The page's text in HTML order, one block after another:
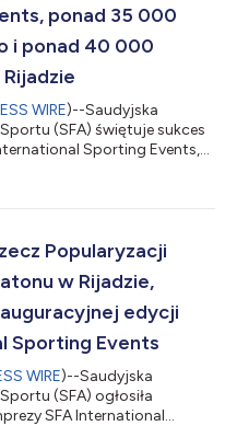
ponad 35 000
i ponad 40 000
WIRE)--Saudyjska
(SFA) świętuje sukces
Sporting Events,
lutego 2025 roku. SFA Expo
zajęcia fitness,
Popularyzacji
w Rijadzie,
edycji
Sporting Events
WIRE)--Saudyjska
(SFA) ogłosiła
SFA International